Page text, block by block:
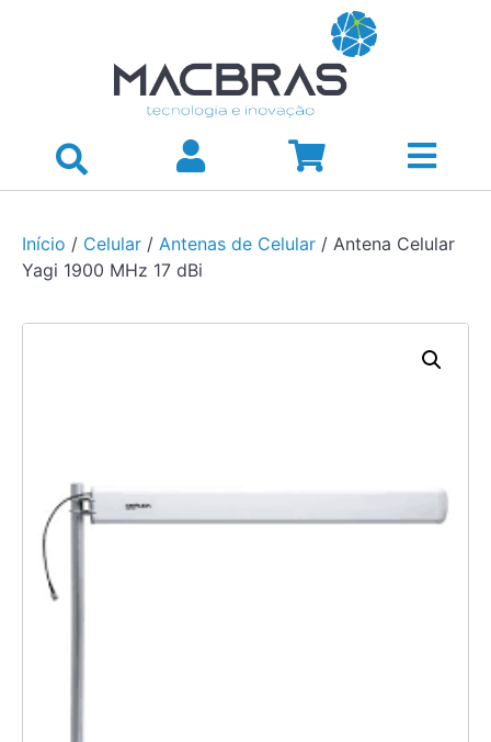
Início / Celular / Antenas de Celular / Antena Celular
Yagi 1900 MHz 17 dBi